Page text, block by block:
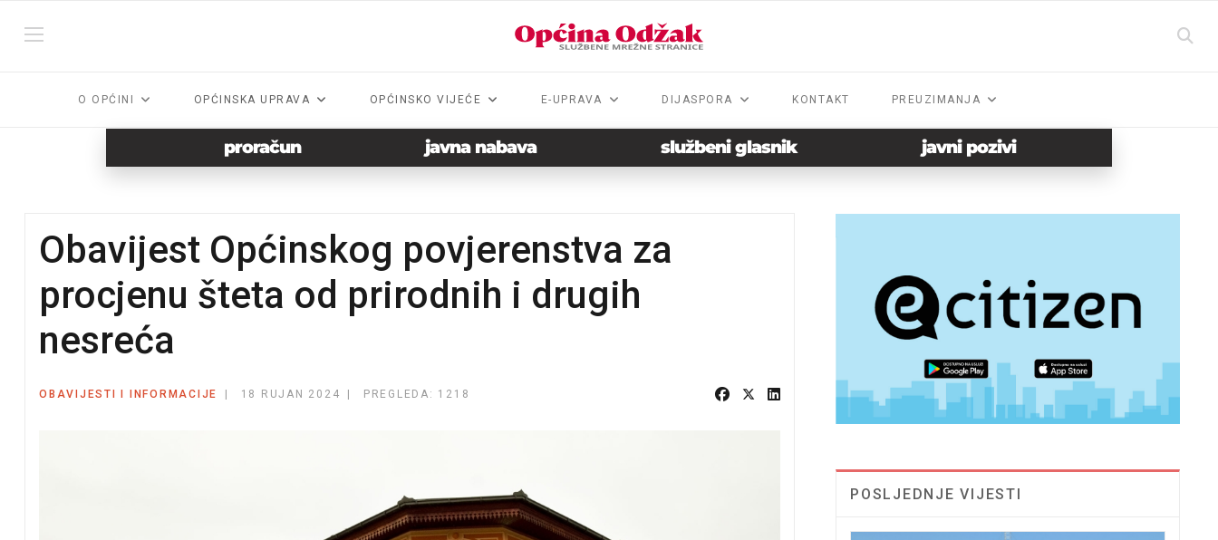
O OPĆINI OPĆINSKA UPRAVA OPĆINSKO VIJEĆE E-UPRAVA DIJASPORA KONTAKT PREUZIMANJA
proračun javna nabava službeni glasnik javni pozivi
Obavijest Općinskog povjerenstva za
procjenu šteta od prirodnih i drugih
nesreća
OBAVIJESTI I INFORMACIJE 18 RUJAN 2024 PREGLEDA: 1218
POSLJEDNJE VIJESTI